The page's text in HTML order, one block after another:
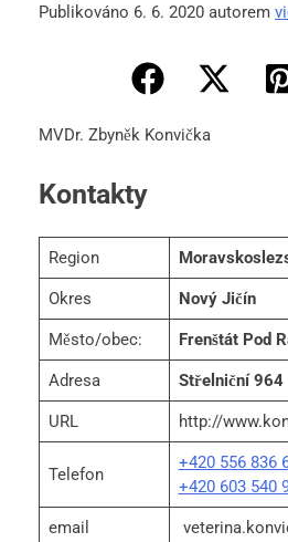
Publikováno 6. 6. 2020 autorem
MVDr. Zbyněk Konvička
Kontakty
Region
Okres Nový Jičín
Město/obec: Frenštát Pod
Adresa Střelniční 964
URL http://
Telefon
+420 556 836
+420 603 540
email